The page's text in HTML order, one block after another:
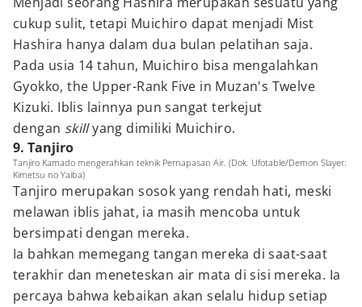
cukup sulit, tetapi Muichiro dapat menjadi Mist
Hashira hanya dalam dua bulan pelatihan saja.
Pada usia 14 tahun, Muichiro bisa mengalahkan
Gyokko, the Upper-Rank Five in Muzan's Twelve
Kizuki. Iblis lainnya pun sangat terkejut
dengan skillyang dimiliki Muichiro.
9. Tanjiro
Tanjiro Kamado mengerahkan teknik Pernapasan Air. (Dok. Ufotable/Demon Slayer:
Kimetsu no Yaiba)
Tanjiro merupakan sosok yang rendah hati, meski
melawan iblis jahat, ia masih mencoba untuk
bersimpati dengan mereka.
Ia bahkan memegang tangan mereka di saat-saat
terakhir dan meneteskan air mata di sisi mereka. Ia
percaya bahwa kebaikan akan selalu hidup setiap